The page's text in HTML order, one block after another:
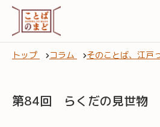
トップ コラム そのことば、江戸
第84回 らくだの見世物